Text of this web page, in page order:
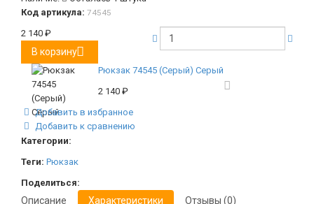
Код артикула: 74545
2 140 ₽
В корзину
Рюкзак 74545 (Серый) Серый
2 140 ₽
Добавить в избранное
Добавить к сравнению
Категории:
Теги: Рюкзак
Поделиться:
Описание Характеристики Отзывы (0)